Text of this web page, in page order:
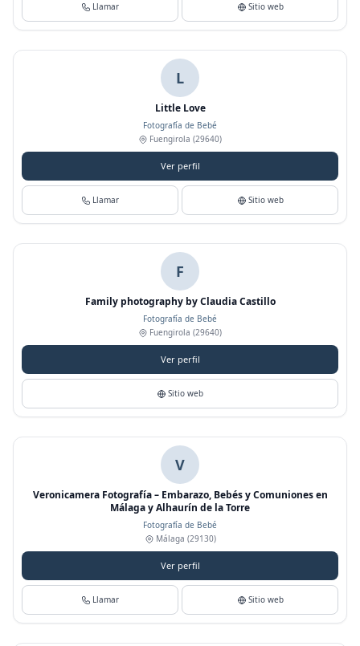
Llamar Sitio web
L
Little Love
Fotografía de Bebé
Fuengirola (29640)
Ver perfil
Llamar Sitio web
F
Family photography by Claudia Castillo
Fotografía de Bebé
Fuengirola (29640)
Ver perfil
Sitio web
V
Veronicamera Fotografía – Embarazo, Bebés y Comuniones en
Málaga y Alhaurín de la Torre
Fotografía de Bebé
Málaga (29130)
Ver perfil
Llamar Sitio web